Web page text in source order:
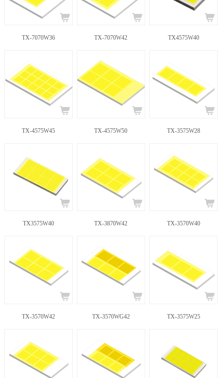
TX-7070W36 TX-7070W42 TX4575W40
TX-4575W45 TX-4575W50 TX-3575W28
TX3575W40 TX-3870W42 TX-3570W40
TX-3570W42 TX-3570WG42 TX-3575W25